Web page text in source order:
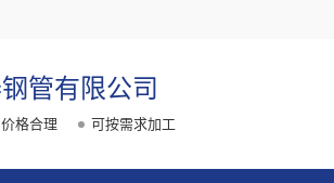
管有限公司
价格合理 可按需求加工